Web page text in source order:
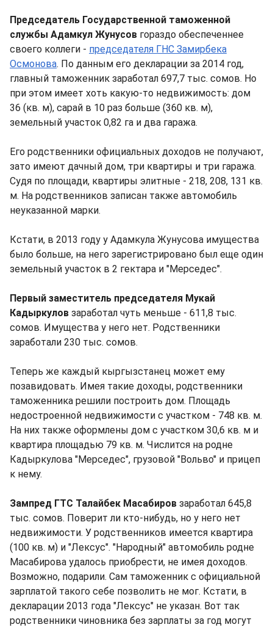
Председатель Государственной таможенной
службы Адамкул Жунусов гораздо обеспеченнее
своего коллеги - председателя ГНС Замирбека
Осмонова. По данным его декларации за 2014 год,
главный таможенник заработал 697,7 тыс. сомов. Но
при этом имеет хоть какую-то недвижимость: дом
36 (кв. м), сарай в 10 раз больше (360 кв. м),
земельный участок 0,82 га и два гаража.
Его родственники официальных доходов не получают,
зато имеют дачный дом, три квартиры и три гаража.
Судя по площади, квартиры элитные - 218, 208, 131 кв.
м. На родственников записан также автомобиль
неуказанной марки.
Кстати, в 2013 году у Адамкула Жунусова имущества
было больше, на него зарегистрировано был еще один
земельный участок в 2 гектара и "Мерседес".
Первый заместитель председателя Мукай
Кадыркулов заработал чуть меньше - 611,8 тыс.
сомов. Имущества у него нет. Родственники
заработали 230 тыс. сомов.
Теперь же каждый кыргызстанец может ему
позавидовать. Имея такие доходы, родственники
таможенника решили построить дом. Площадь
недостроенной недвижимости с участком - 748 кв. м.
На них также оформлены дом с участком 30,6 кв. м и
квартира площадью 79 кв. м. Числится на родне
Кадыркулова "Мерседес", грузовой "Вольво" и прицеп
к нему.
Зампред ГТС Талайбек Масабиров заработал 645,8
тыс. сомов. Поверит ли кто-нибудь, но у него нет
недвижимости. У родственников имеется квартира
(100 кв. м) и "Лексус". "Народный" автомобиль родне
Масабирова удалось приобрести, не имея доходов.
Возможно, подарили. Сам таможенник с официальной
зарплатой такого себе позволить не мог. Кстати, в
декларации 2013 года "Лексус" не указан. Вот так
родственники чиновника без зарплаты за год могут